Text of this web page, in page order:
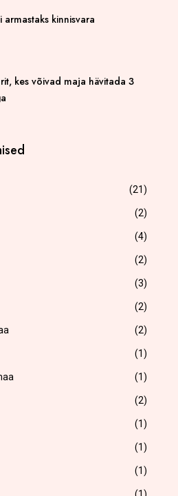
armastaks kinnisvara
kes võivad maja hävitada 3
(21)
(2)
(4)
(2)
(3)
(2)
(2)
(1)
(1)
(2)
(1)
(1)
(1)